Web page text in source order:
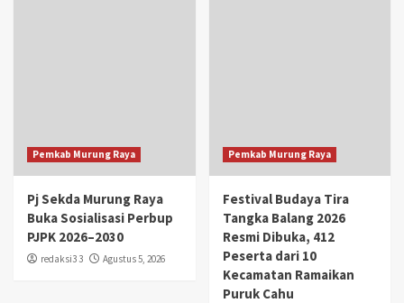
Pemkab Murung Raya
Pj Sekda Murung Raya
Buka Sosialisasi Perbup
PJPK 2026–2030
redaksi3 3 Agustus 5, 2026
Pemkab Murung Raya
Festival Budaya Tira
Tangka Balang 2026
Resmi Dibuka, 412
Peserta dari 10
Kecamatan Ramaikan
Puruk Cahu